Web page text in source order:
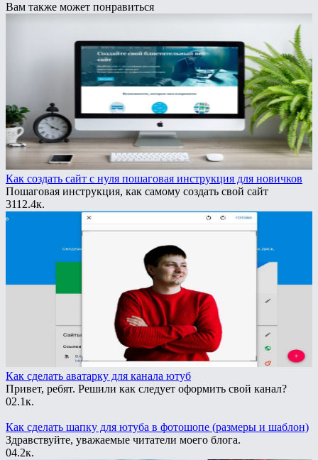
Вам также может понравиться
Как создать сайт с нуля пошаговая инструкция для новичков
Пошаговая инструкция, как самому создать свой сайт
3112.4к.
Как сделать аватарку для канала ютуб
Привет, ребят. Решили как следует оформить свой канал?
02.1к.
Как сделать шапку для ютуба в фотошопе (размеры и шаблон)
Здравствуйте, уважаемые читатели моего блога.
04.2к.